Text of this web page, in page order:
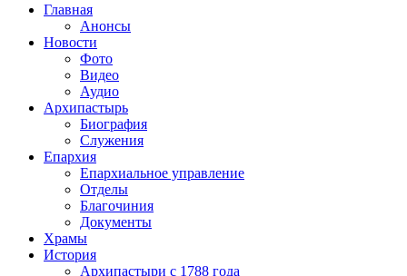
Главная
Анонсы
Новости
Фото
Видео
Аудио
Архипастырь
Биография
Служения
Епархия
Епархиальное управление
Отделы
Благочиния
Документы
Храмы
История
Архипастыри с 1788 года